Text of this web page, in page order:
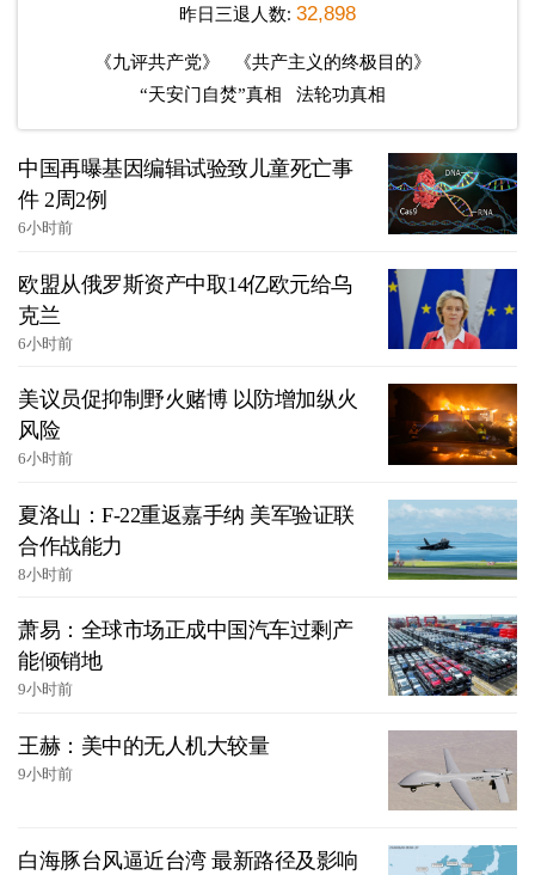
昨日三退人数: 32,898
《九评共产党》
《共产主义的终极目的》
“天安门自焚”真相
法轮功真相
中国再曝基因编辑试验致儿童死亡事
件 2周2例
6小时前
欧盟从俄罗斯资产中取14亿欧元给乌
克兰
6小时前
美议员促抑制野火赌博 以防增加纵火
风险
6小时前
夏洛山：F-22重返嘉手纳 美军验证联
合作战能力
8小时前
萧易：全球市场正成中国汽车过剩产
能倾销地
9小时前
王赫：美中的无人机大较量
9小时前
白海豚台风逼近台湾 最新路径及影响